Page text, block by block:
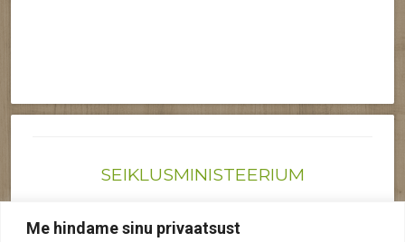
Me hindame sinu privaatsust
SEIKLUSMINISTEERIUM
Reg nr: 12041719